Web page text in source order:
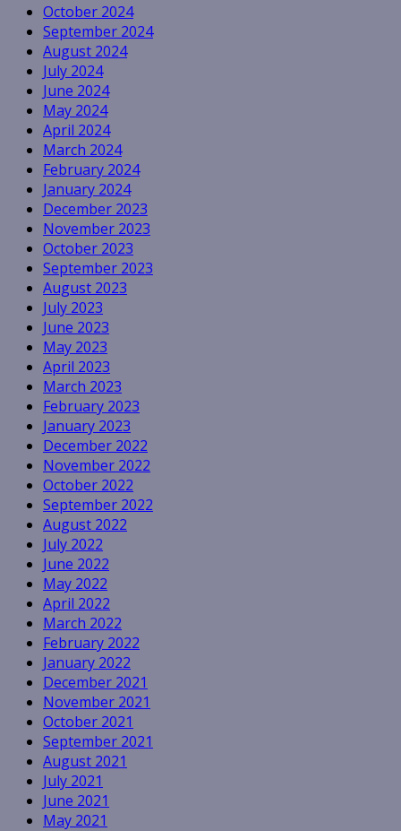
October 2024
September 2024
August 2024
July 2024
June 2024
May 2024
April 2024
March 2024
February 2024
January 2024
December 2023
November 2023
October 2023
September 2023
August 2023
July 2023
June 2023
May 2023
April 2023
March 2023
February 2023
January 2023
December 2022
November 2022
October 2022
September 2022
August 2022
July 2022
June 2022
May 2022
April 2022
March 2022
February 2022
January 2022
December 2021
November 2021
October 2021
September 2021
August 2021
July 2021
June 2021
May 2021